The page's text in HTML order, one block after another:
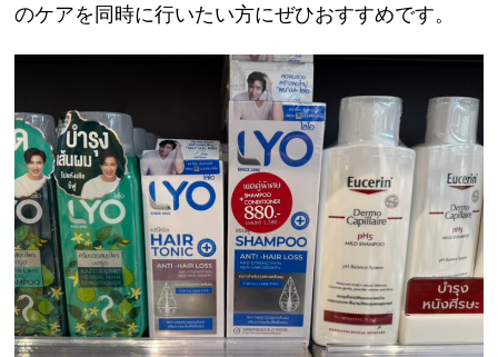
のケアを同時に行いたい方にぜひおすすめです。